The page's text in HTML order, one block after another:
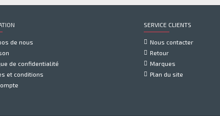
de nous
de confidentialité
et conditions
SERVICE CLIENTS
Nous contacter
Retour
Marques
Plan du site